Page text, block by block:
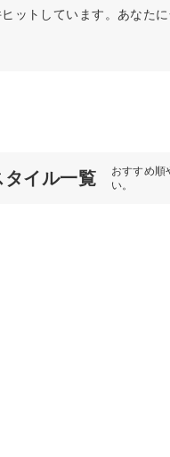
ットしています。あなた
イル一覧
おすすめ順
い。